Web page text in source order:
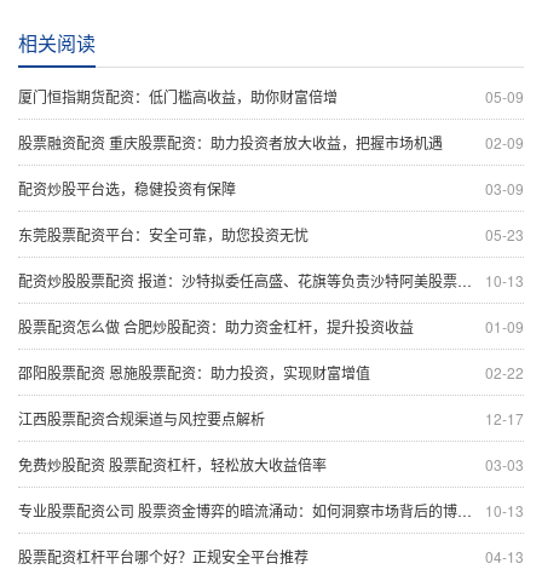
相关阅读
05-09
厦门恒指期货配资：低门槛高收益，助你财富倍增
02-09
股票融资配资 重庆股票配资：助力投资者放大收益，把握市场机遇
03-09
配资炒股平台选，稳健投资有保障
05-23
东莞股票配资平台：安全可靠，助您投资无忧
10-13
配资炒股股票配资 报道：沙特拟委任高盛、花旗等负责沙特阿美股票发行，或募资200亿美元
01-09
股票配资怎么做 合肥炒股配资：助力资金杠杆，提升投资收益
02-22
邵阳股票配资 恩施股票配资：助力投资，实现财富增值
12-17
江西股票配资合规渠道与风控要点解析
03-03
免费炒股配资 股票配资杠杆，轻松放大收益倍率
10-13
专业股票配资公司 股票资金博弈的暗流涌动：如何洞察市场背后的博弈策略
04-13
股票配资杠杆平台哪个好？正规安全平台推荐